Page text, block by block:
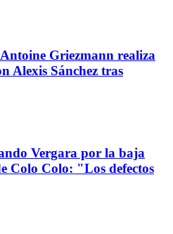
Griezmann realiza
Alexis Sánchez tras
Vergara por la baja
Colo Colo: "Los defectos